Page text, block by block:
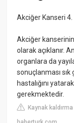
Akciğer Kanseri 4.
Akciğer
olarak açıklanır.
organlara da
sonuçlanması
hastalığını
gerekmektedir.
Kaynak